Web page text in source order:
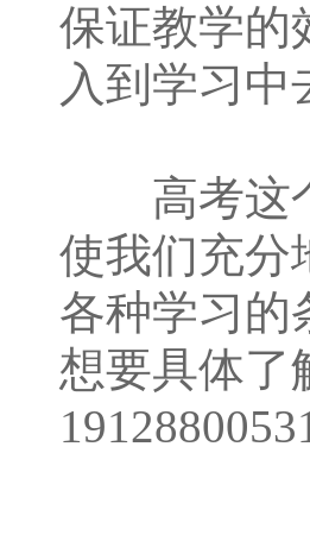
保证教学的
入到学习中
高考这个
使我们充分
各种学习的
想要具体了